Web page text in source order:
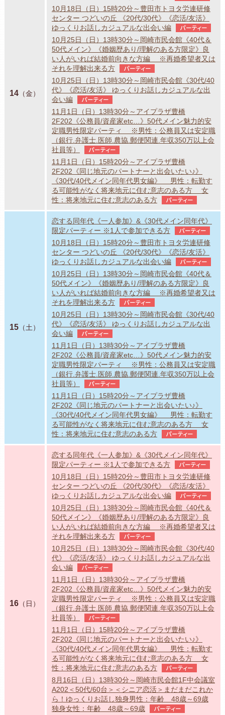
14（金）
10月18日（日）15時20分～豊田市トヨタ労連研修
センター つどいの丘 《20代/30代》《恋活/友活》
ゆっくりお話しカジュアルな出会い編
パーティー
10月25日（日）13時30分～岡崎市民会館《40代＆
50代メイン》《婚姻歴あり/理解のある方限定》良
い人がいれば結婚前向きな方編 ※再婚希望者又は
それを理解出来る方
パーティー
10月25日（日）13時30分～岡崎市民会館《30代/40
代》《恋活/友活》 ゆっくりお話しカジュアルな出
会い編
パーティー
11月1日（日）13時30分～アイプラザ豊橋
2F202《公務員/資産家etc…》50代メイン魅力的安
定職男性限定パーティ ※男性：公務員又は安定職
（銀行.弁護士.医師.農協.郵便関連.年収350万以上会
社員等）
パーティー
11月1日（日）15時20分～アイプラザ豊橋
2F202《同じ地元のパートナーと出会いたい♪》
《30代/40代メイン同年代男女編》 男性：転勤す
る可能性がなく将来地元に住む意志のある方 女
性：将来地元に住む意志のある方
パーティー
15（土）
恋する同年代《一人参加》&《30代メイン同年代》
限定パーティー ※1人で参加できる方
パーティー
10月18日（日）15時20分～豊田市トヨタ労連研修
センター つどいの丘 《20代/30代》《恋活/友活》
ゆっくりお話しカジュアルな出会い編
パーティー
10月25日（日）13時30分～岡崎市民会館《40代＆
50代メイン》《婚姻歴あり/理解のある方限定》良
い人がいれば結婚前向きな方編 ※再婚希望者又は
それを理解出来る方
パーティー
10月25日（日）13時30分～岡崎市民会館《30代/40
代》《恋活/友活》 ゆっくりお話しカジュアルな出
会い編
パーティー
11月1日（日）13時30分～アイプラザ豊橋
2F202《公務員/資産家etc…》50代メイン魅力的安
定職男性限定パーティ ※男性：公務員又は安定職
（銀行.弁護士.医師.農協.郵便関連.年収350万以上会
社員等）
パーティー
11月1日（日）15時20分～アイプラザ豊橋
2F202《同じ地元のパートナーと出会いたい♪》
《30代/40代メイン同年代男女編》 男性：転勤す
る可能性がなく将来地元に住む意志のある方 女
性：将来地元に住む意志のある方
パーティー
16（日）
恋する同年代《一人参加》&《30代メイン同年代》
限定パーティー ※1人で参加できる方
パーティー
10月18日（日）15時20分～豊田市トヨタ労連研修
センター つどいの丘 《20代/30代》《恋活/友活》
ゆっくりお話しカジュアルな出会い編
パーティー
10月25日（日）13時30分～岡崎市民会館《40代＆
50代メイン》《婚姻歴あり/理解のある方限定》良
い人がいれば結婚前向きな方編 ※再婚希望者又は
それを理解出来る方
パーティー
10月25日（日）13時30分～岡崎市民会館《30代/40
代》《恋活/友活》 ゆっくりお話しカジュアルな出
会い編
パーティー
11月1日（日）13時30分～アイプラザ豊橋
2F202《公務員/資産家etc…》50代メイン魅力的安
定職男性限定パーティ ※男性：公務員又は安定職
（銀行.弁護士.医師.農協.郵便関連.年収350万以上会
社員等）
パーティー
11月1日（日）15時20分～アイプラザ豊橋
2F202《同じ地元のパートナーと出会いたい♪》
《30代/40代メイン同年代男女編》 男性：転勤す
る可能性がなく将来地元に住む意志のある方 女
性：将来地元に住む意志のある方
パーティー
8月16日（日）13時30分～岡崎市民会館1F中会議室
A202＜50代/60台＞＜シニア恋活＞まだまだこれか
ら！ゆっくりお話し独身男性：年齢 48歳～69歳
独身女性：年齢 48歳～69歳
パーティー